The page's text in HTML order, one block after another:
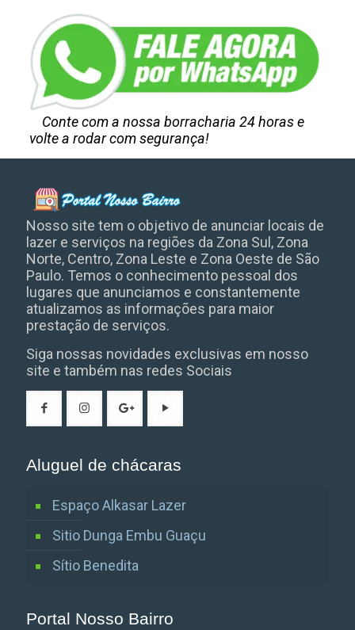
Conte com a nossa borracharia 24 horas e
volte a rodar com segurança!
Nosso site tem o objetivo de anunciar locais de
lazer e serviços na regiões da Zona Sul, Zona
Norte, Centro, Zona Leste e Zona Oeste de São
Paulo. Temos o conhecimento pessoal dos
lugares que anunciamos e constantemente
atualizamos as informações para maior
prestação de serviços.
Siga nossas novidades exclusivas em nosso
site e também nas redes Sociais
Aluguel de chácaras
Espaço Alkasar Lazer
Sitio Dunga Embu Guaçu
Sítio Benedita
Portal Nosso Bairro